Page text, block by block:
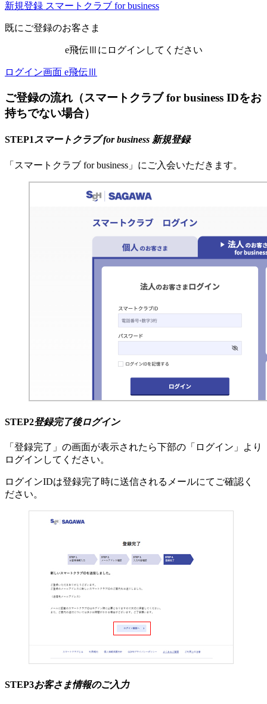
新規登録 スマートクラブ for business
既にご登録のお客さま
e飛伝Ⅲにログインしてください
ログイン画面 e飛伝Ⅲ
ご登録の流れ（スマートクラブ for business IDをお
持ちでない場合）
STEP1 スマートクラブ for business 新規登録
「スマートクラブ for business」にご入会いただきます。
STEP2登録完了後ログイン
「登録完了」の画面が表示されたら下部の「ログイン」より
ログインしてください。
ログインIDは登録完了時に送信されるメールにてご確認く
ださい。
STEP3お客さま情報のご入力